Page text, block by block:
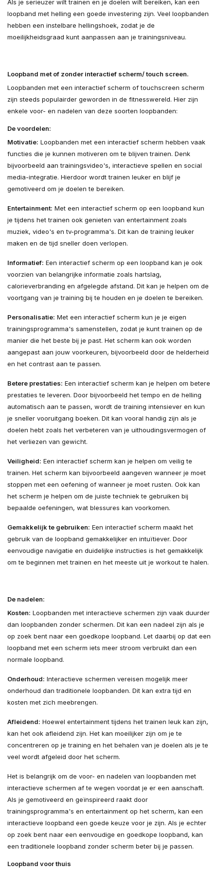
Als je serieuzer wilt trainen en je doelen wilt bereiken, kan een
loopband met helling een goede investering zijn. Veel loopbanden
hebben een instelbare hellingshoek, zodat je de
moeilijkheidsgraad kunt aanpassen aan je trainingsniveau.
Loopband met of zonder interactief scherm/ touch screen.
Loopbanden met een interactief scherm of touchscreen scherm
zijn steeds populairder geworden in de fitnesswereld. Hier zijn
enkele voor- en nadelen van deze soorten loopbanden:
De voordelen:
Motivatie: Loopbanden met een interactief scherm hebben vaak
functies die je kunnen motiveren om te blijven trainen. Denk
bijvoorbeeld aan trainingsvideo's, interactieve spellen en social
media-integratie. Hierdoor wordt trainen leuker en blijf je
gemotiveerd om je doelen te bereiken.
Entertainment: Met een interactief scherm op een loopband kun
je tijdens het trainen ook genieten van entertainment zoals
muziek, video's en tv-programma's. Dit kan de training leuker
maken en de tijd sneller doen verlopen.
Informatief: Een interactief scherm op een loopband kan je ook
voorzien van belangrijke informatie zoals hartslag,
calorieverbranding en afgelegde afstand. Dit kan je helpen om de
voortgang van je training bij te houden en je doelen te bereiken.
Personalisatie: Met een interactief scherm kun je je eigen
trainingsprogramma's samenstellen, zodat je kunt trainen op de
manier die het beste bij je past. Het scherm kan ook worden
aangepast aan jouw voorkeuren, bijvoorbeeld door de helderheid
en het contrast aan te passen.
Betere prestaties: Een interactief scherm kan je helpen om betere
prestaties te leveren. Door bijvoorbeeld het tempo en de helling
automatisch aan te passen, wordt de training intensiever en kun
je sneller vooruitgang boeken. Dit kan vooral handig zijn als je
doelen hebt zoals het verbeteren van je uithoudingsvermogen of
het verliezen van gewicht.
Veiligheid: Een interactief scherm kan je helpen om veilig te
trainen. Het scherm kan bijvoorbeeld aangeven wanneer je moet
stoppen met een oefening of wanneer je moet rusten. Ook kan
het scherm je helpen om de juiste techniek te gebruiken bij
bepaalde oefeningen, wat blessures kan voorkomen.
Gemakkelijk te gebruiken: Een interactief scherm maakt het
gebruik van de loopband gemakkelijker en intuïtiever. Door
eenvoudige navigatie en duidelijke instructies is het gemakkelijk
om te beginnen met trainen en het meeste uit je workout te halen.
De nadelen:
Kosten: Loopbanden met interactieve schermen zijn vaak duurder
dan loopbanden zonder schermen. Dit kan een nadeel zijn als je
op zoek bent naar een goedkope loopband. Let daarbij op dat een
loopband met een scherm iets meer stroom verbruikt dan een
normale loopband.
Onderhoud: Interactieve schermen vereisen mogelijk meer
onderhoud dan traditionele loopbanden. Dit kan extra tijd en
kosten met zich meebrengen.
Afleidend: Hoewel entertainment tijdens het trainen leuk kan zijn,
kan het ook afleidend zijn. Het kan moeilijker zijn om je te
concentreren op je training en het behalen van je doelen als je te
veel wordt afgeleid door het scherm.
Het is belangrijk om de voor- en nadelen van loopbanden met
interactieve schermen af te wegen voordat je er een aanschaft.
Als je gemotiveerd en geïnspireerd raakt door
trainingsprogramma's en entertainment op het scherm, kan een
interactieve loopband een goede keuze voor je zijn. Als je echter
op zoek bent naar een eenvoudige en goedkope loopband, kan
een traditionele loopband zonder scherm beter bij je passen.
Loopband voor thuis